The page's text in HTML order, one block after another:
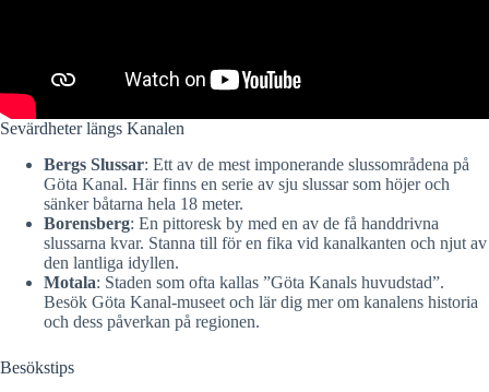
Sevärdheter längs Kanalen
Bergs Slussar: Ett av de mest imponerande slussområdena på
Göta Kanal. Här finns en serie av sju slussar som höjer och
sänker båtarna hela 18 meter.
Borensberg: En pittoresk by med en av de få handdrivna
slussarna kvar. Stanna till för en fika vid kanalkanten och njut av
den lantliga idyllen.
Motala: Staden som ofta kallas ”Göta Kanals huvudstad”.
Besök Göta Kanal-museet och lär dig mer om kanalens historia
och dess påverkan på regionen.
Besökstips